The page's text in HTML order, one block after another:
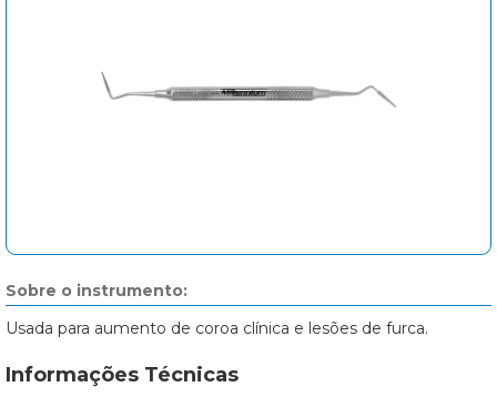
Sobre o instrumento:
Usada para aumento de coroa clínica e lesões de furca.
Informações Técnicas